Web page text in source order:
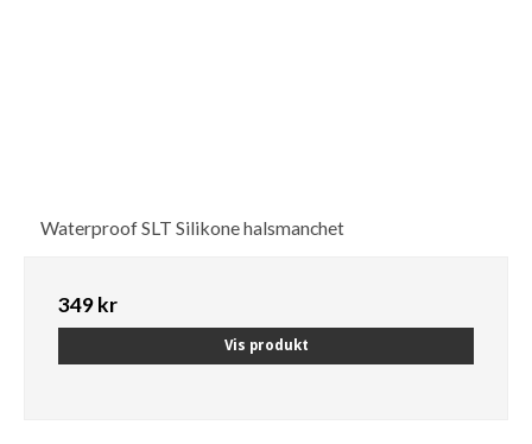
Waterproof SLT Silikone halsmanchet
349 kr
Vis produkt